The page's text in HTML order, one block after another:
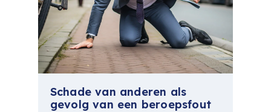
Schade van anderen als
gevolg van een beroepsfout